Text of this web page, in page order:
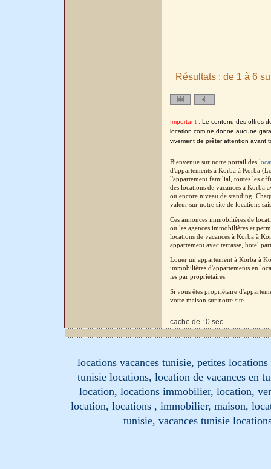
Résultats : de 1 à 6
Important : Le contenu des offres
location.com ne donne aucune
vivement de prêter attention avant
Bienvenue sur notre portail des
d'appartements à Korba à Korba
l'appartement familial, toutes les
des locations de vacances à Korba
ou encore niveau de standing.
valeur sur notre site de locations
Ces annonces immobilières de
ou les agences immobilières et
locations de vacances à Korba à
appartement avec terrasse, hotel
Louer un appartement à Korba à
immobilières d'appartements en
les par propriétaires.
Si vous êtes propriétaire
votre maison sur notre site.
cache de : 0 sec
locations vacances tunisie, petites
tunisie locations, location de vacances en
location, locations immobilier, location,
location, locations , immobilier, maison,
tunisie, vacances tunisie